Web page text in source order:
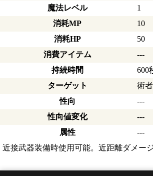
魔法レベル
1
消耗MP
10
消耗HP
50
消費アイテム
---
持続時間
600
ターゲット
術者
性向
---
性向値変化
---
属性
---
近接武器装備時使用可能。近距離ダメー